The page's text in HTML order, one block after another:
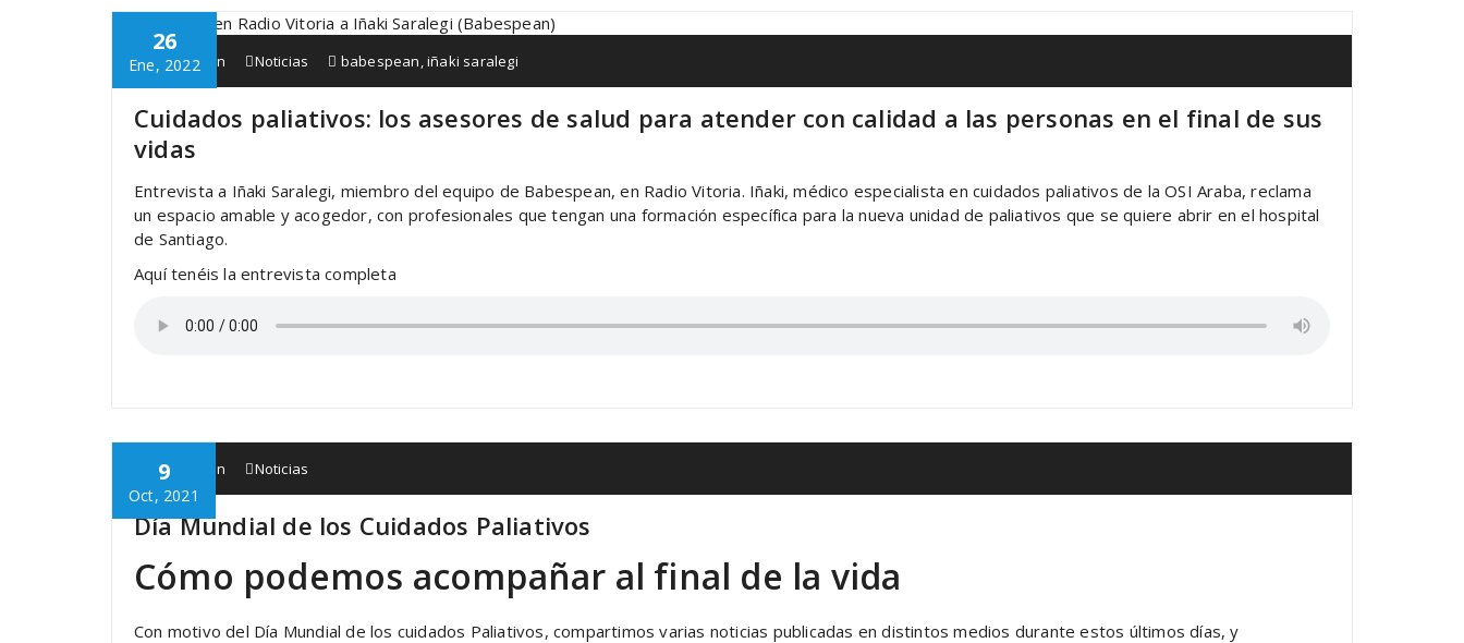
26
Ene, 2022
Babespean Noticias babespean,iñaki saralegi
Cuidados paliativos: los asesores de salud para atender con calidad a las personas en el final de sus
vidas
Entrevista a Iñaki Saralegi, miembro del equipo de Babespean, en Radio Vitoria. Iñaki, médico especialista en cuidados paliativos de la OSI Araba, reclama
un espacio amable y acogedor, con profesionales que tengan una formación específica para la nueva unidad de paliativos que se quiere abrir en el hospital
de Santiago.
Aquí tenéis la entrevista completa
9
Oct, 2021
Babespean Noticias
Día Mundial de los Cuidados Paliativos
Cómo podemos acompañar al final de la vida
Con motivo del Día Mundial de los cuidados Paliativos, compartimos varias noticias publicadas en distintos medios durante estos últimos días, y